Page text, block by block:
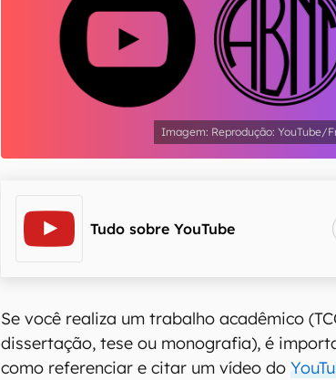
Reprodução: YouTube/
Tudo sobre YouTube
Se você realiza um trabalho acadêmico
dissertação, tese ou monografia), é
como referenciar e citar um vídeo do